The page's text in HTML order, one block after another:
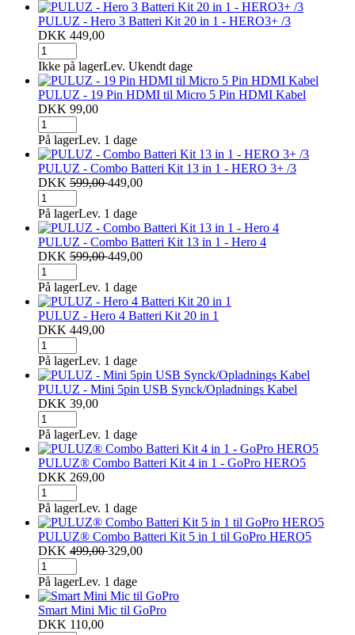
PULUZ - Hero 3 Batteri Kit 20 in 1 - HERO3+ /3
DKK 449,00
Ikke på lagerLev. Ukendt dage
PULUZ - 19 Pin HDMI til Micro 5 Pin HDMI Kabel
DKK 99,00
På lagerLev. 1 dage
PULUZ - Combo Batteri Kit 13 in 1 - HERO 3+ /3
DKK 599,00449,00
På lagerLev. 1 dage
PULUZ - Combo Batteri Kit 13 in 1 - Hero 4
DKK 599,00449,00
På lagerLev. 1 dage
PULUZ - Hero 4 Batteri Kit 20 in 1
DKK 449,00
På lagerLev. 1 dage
PULUZ - Mini 5pin USB Synck/Opladnings Kabel
DKK 39,00
På lagerLev. 1 dage
PULUZ® Combo Batteri Kit 4 in 1 - GoPro HERO5
DKK 269,00
På lagerLev. 1 dage
PULUZ® Combo Batteri Kit 5 in 1 til GoPro HERO5
DKK 499,00329,00
På lagerLev. 1 dage
Smart Mini Mic til GoPro
DKK 110,00